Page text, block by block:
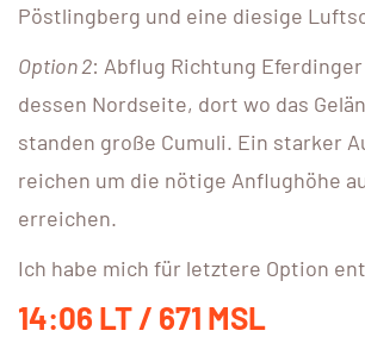
Pöstlingberg und eine diesige
Option 2: Abflug Richtung
dessen Nordseite, dort wo das
standen große Cumuli. Ein starker
reichen um die nötige Anflughöhe
erreichen.
Ich habe mich für letztere Option
14:06 LT / 671 MSL